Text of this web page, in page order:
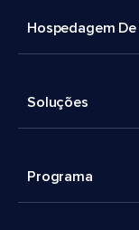
Hospedagem
Soluções
Programa